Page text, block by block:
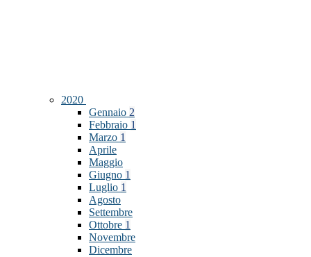
2020
Gennaio 2
Febbraio 1
Marzo 1
Aprile
Maggio
Giugno 1
Luglio 1
Agosto
Settembre
Ottobre 1
Novembre
Dicembre